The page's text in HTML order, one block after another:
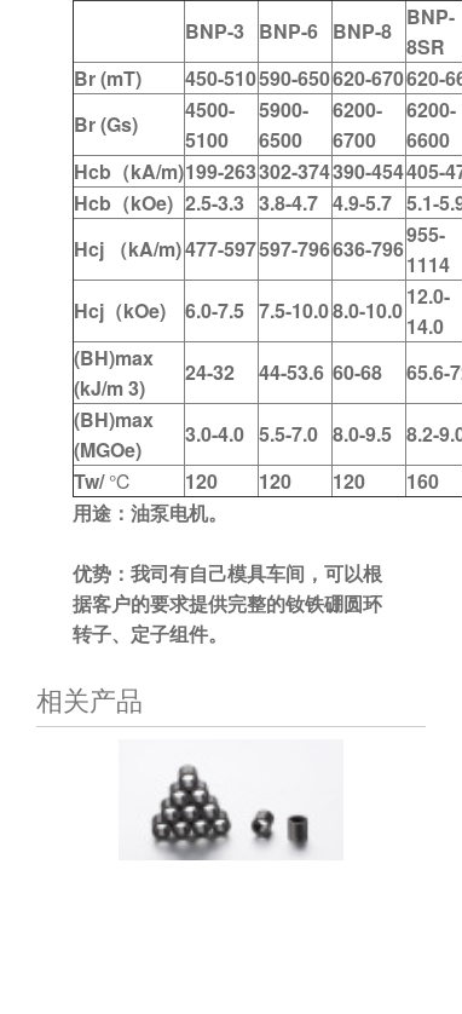
BNP-3 BNP-6 BNP-8
BNP-
8SR
Br (mT)
450-510590-650620-670620-
Br (Gs)
4500-
5100
5900-
6500
6200-
6700
6200-
6600
Hcb （kA/m)199-263302-374390-454405-
Hcb （kOe) 2.5-3.3 3.8-4.7 4.9-5.7 5.1-5.9
Hcj
（kA/m)477-597597-796636-796
955-
1114
Hcj （kOe) 6.0-7.5 7.5-10.08.0-10.0
12.0-
14.0
(BH)max
(kJ/m 3)
24-32 44-53.6 60-68
65.6-72
(BH)max
(MGOe)
3.0-4.0 5.5-7.0 8.0-9.5 8.2-9.0
Tw/℃ 120 120 120
160
用途：油泵电机。
优势：我司有自己模具车间，可以根
据客户的要求提供完整的钕铁硼圆环
转子、定子组件。
相关产品